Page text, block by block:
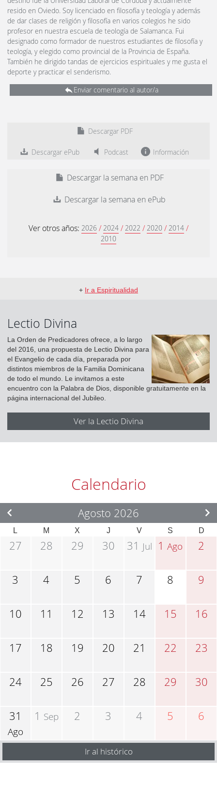
resido en Oviedo. Soy licenciado en filosofía y teología y además
de dar clases de religión y filosofía en varios colegios he sido
profesor en nuestra escuela de teología de Salamanca. Fui
designado como formador de nuestros estudiantes de filosofía y
teología, y elegido como provincial de la Provincia de España.
También he dirigido tandas de ejercicios espirituales y me gusta el
deporte y practicar el senderismo.
Enviar comentario al autor/a
Descargar PDF
Descargar ePub Podcast Información
Descargar la semana en PDF
Descargar la semana en ePub
Ver otros años: 2026 / 2024 / 2022 / 2020 / 2014 /
2010
+ Ir a Espiritualidad
Lectio Divina
La Orden de Predicadores ofrece, a lo largo
del 2016, una propuesta de Lectio Divina para
el Evangelio de cada día, preparada por
distintos miembros de la Familia Dominicana
de todo el mundo. Le invitamos a este
encuentro con la Palabra de Dios, disponible gratuitamente en la
página internacional del Jubileo.
Ver la Lectio Divina
Calendario
Agosto 2026
L M X J V S D
27 28 29 30 31 Jul 1Ago 2
3 4 5 6 7 8 9
10 11 12 13 14 15 16
17 18 19 20 21 22 23
24 25 26 27 28 29 30
31
Ago
1 Sep 2 3 4 5 6
Ir al histórico